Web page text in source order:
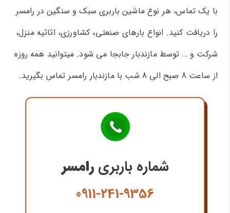
با یک تماس، هر نوع ماشین باربری سبک و سنگین در رامسر
را دریافت کنید. انواع بارهای صنعتی، کشاورزی، اثاثیه منزل،
شرکت و … توسط مازندبار جابجا می شود. میتوانید همه روزه
از ساعت 8 صبح الی 8 شب با مازندبار رامسر تماس بگیرید.
شماره باربریرامسر
0911-241-9356